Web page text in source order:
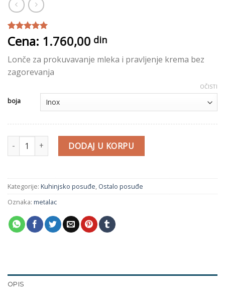
Ocenjeno
5.00od 5
2
ocene
kupca
Cena: 1.760,00 din
Lonče za prokuvavanje mleka i pravljenje krema bez
zagorevanja
boja
OČISTI
Lonče za kuvanje mleka količina
DODAJ U KORPU
Kategorije: Kuhinjsko posuđe, Ostalo posuđe
Oznaka: metalac
OPIS